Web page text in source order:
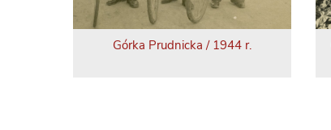
Górka Prudnicka / 1944 r.